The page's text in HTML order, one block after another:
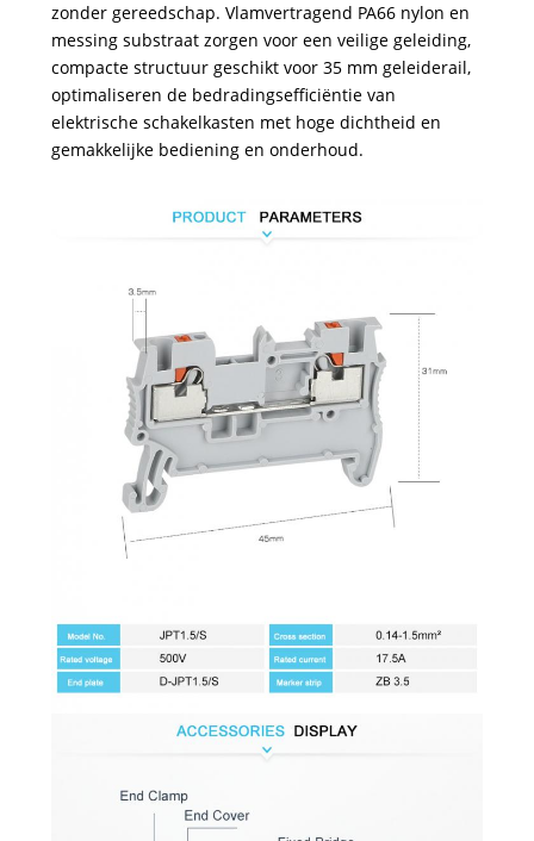
zonder gereedschap. Vlamvertragend PA66 nylon en
messing substraat zorgen voor een veilige geleiding,
compacte structuur geschikt voor 35 mm geleiderail,
optimaliseren de bedradingsefficiëntie van
elektrische schakelkasten met hoge dichtheid en
gemakkelijke bediening en onderhoud.